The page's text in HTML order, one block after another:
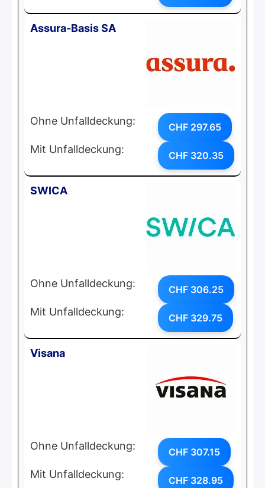
Assura-Basis SA
Ohne Unfalldeckung: CHF 297.65
Mit Unfalldeckung: CHF 320.35
SWICA
Ohne Unfalldeckung: CHF 306.25
Mit Unfalldeckung: CHF 329.75
Visana
Ohne Unfalldeckung: CHF 307.15
Mit Unfalldeckung: CHF 328.95